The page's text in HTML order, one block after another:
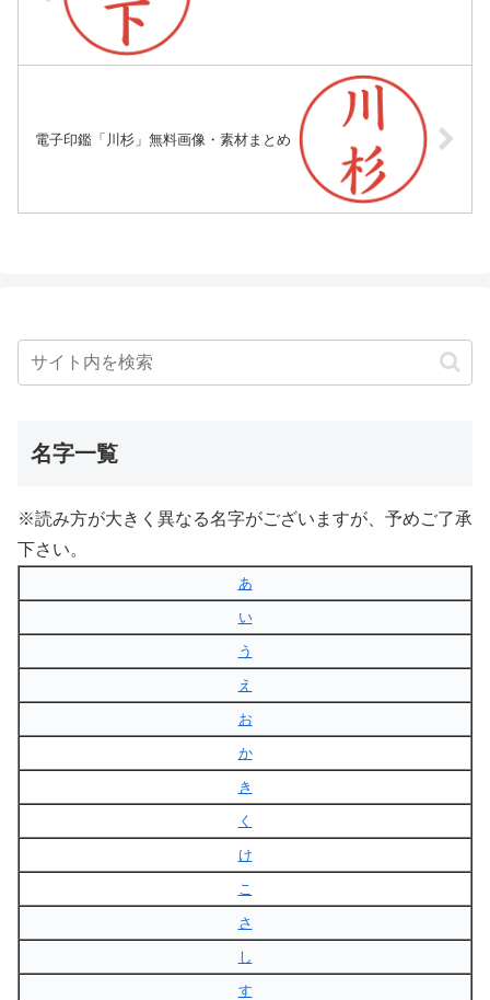
電子印鑑「川杉」無料画像・素材まとめ
名字一覧
※読み方が大きく異なる名字がございますが、予めご了承
下さい。
あ
い
う
え
お
か
き
く
け
こ
さ
し
す